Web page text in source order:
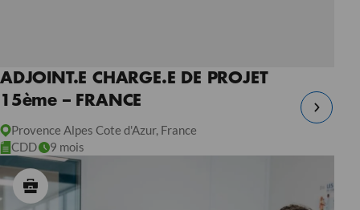
ADJOINT.E CHARGE.E DE PROJET
15ème – FRANCE
Provence Alpes Cote d'Azur, France
CDD
9 mois